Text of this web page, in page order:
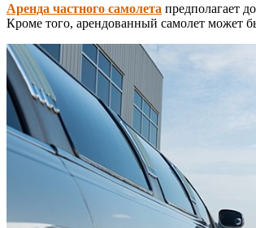
Аренда частного самолета предполагает
Кроме того, арендованный самолет может